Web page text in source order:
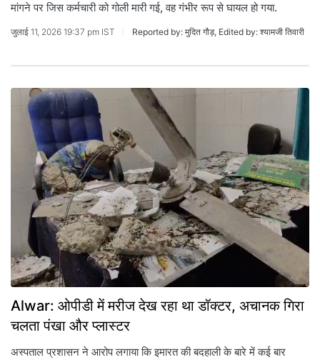
मांगने पर जिस कर्मचारी को गोली मारी गई, वह गंभीर रूप से घायल हो गया.
जुलाई 11, 2026 19:37 pm IST Reported by: मुदित गौड़, Edited by: श्यामजी तिवारी
Alwar: ओपीडी में मरीज देख रहा था डॉक्टर, अचानक गिरा
चलता पंखा और प्लास्टर
अस्पताल प्रशासन ने आरोप लगाया कि इमारत की बदहाली के बारे में कई बार